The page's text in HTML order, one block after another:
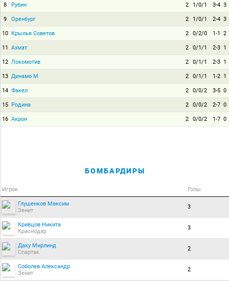
8 Рубин 2 1/0/1 3-4 3
9 Оренбург 2 1/0/1 2-4 3
10 Крылья Советов 2 0/2/0 1-1 2
11 Ахмат 2 0/1/1 2-3 1
12 Локомотив 2 0/1/1 2-3 1
13 Динамо М 2 0/1/1 1-2 1
14 Факел 2 0/0/2 3-5 0
15 Родина 2 0/0/2 2-7 0
16 Акрон 2 0/0/2 1-7 0
БОМБАРДИРЫ
Игрок Голы
Глушенков Максим
Зенит
3
Кривцов Никита
Краснодар
3
Даку Мирлинд
Спартак
2
Соболев Александр
Зенит
2